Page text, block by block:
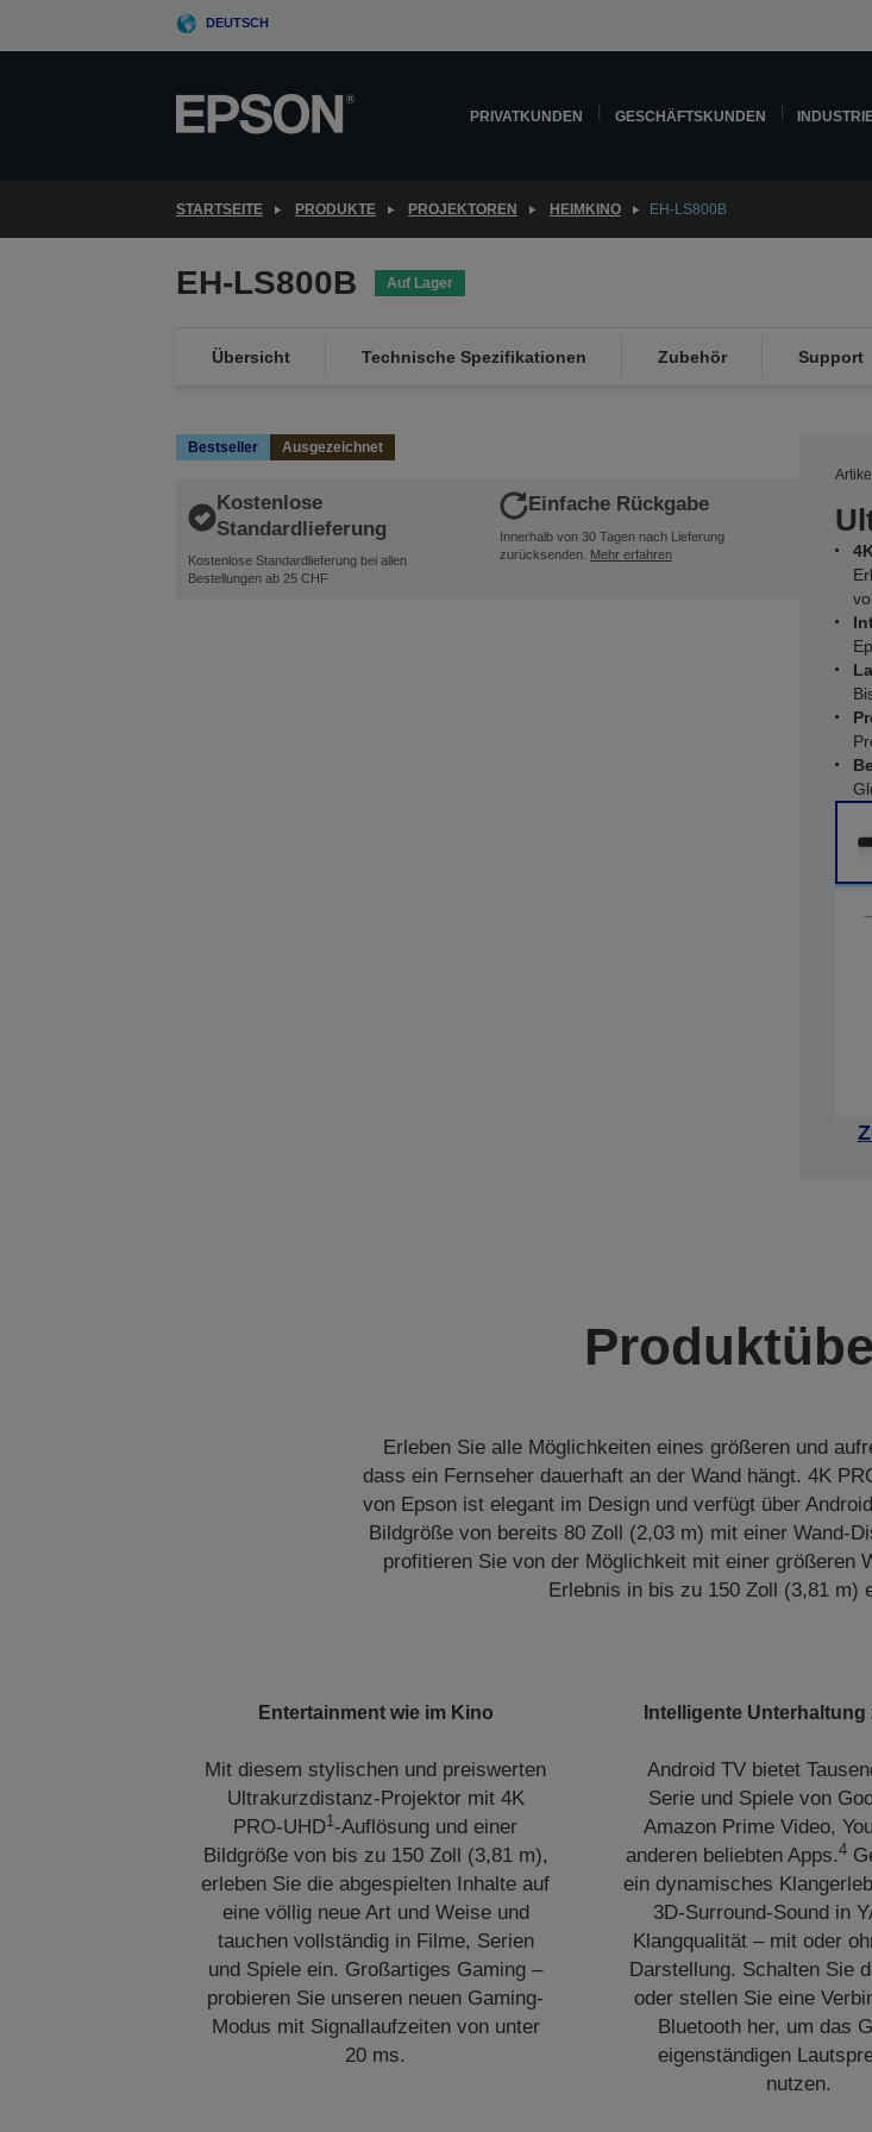
DEUTSCH
PRIVATKUNDEN GESCHÄFTSKUNDEN
STARTSEITE PRODUKTE PROJEKTOREN HEIMKINO EH-LS800B
EH-LS800B Auf Lager
Übersicht Technische Spezifikationen Zubehör Support
Bestseller Ausgezeichnet
Kostenlose
Standardlieferung
Kostenlose Standardlieferung bei allen
Bestellungen ab 25 CHF
Einfache Rückgabe
Innerhalb von 30 Tagen nach Lieferung
zurücksenden. Mehr erfahren
Erleben Sie alle Möglichkeiten eines größeren und
dass ein Fernseher dauerhaft an der Wand hängt. 4K
von Epson ist elegant im Design und verfügt über
Bildgröße von bereits 80 Zoll (2,03 m) mit einer Wand-
profitieren Sie von der Möglichkeit mit einer größeren
Erlebnis in bis zu 150 Zoll (3,81 m)
Entertainment wie im Kino
Mit diesem stylischen und preiswerten
Ultrakurzdistanz-Projektor mit 4K
PRO-UHD1-Auflösung und einer
Bildgröße von bis zu 150 Zoll (3,81 m),
erleben Sie die abgespielten Inhalte auf
eine völlig neue Art und Weise und
tauchen vollständig in Filme, Serien
und Spiele ein. Großartiges Gaming –
probieren Sie unseren neuen Gaming-
Modus mit Signallaufzeiten von unter
20 ms.
Intelligente Unterhaltung
Android TV bietet
Serie und Spiele von
Amazon Prime Video,
anderen beliebten Apps.4
ein dynamisches
3D-Surround-Sound in
Klangqualität – mit oder
Darstellung. Schalten Sie
oder stellen Sie eine
Bluetooth her, um das
eigenständigen
nutzen.